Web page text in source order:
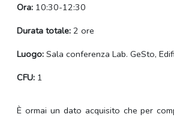
Ora: 10:30-12:30
Durata totale: 2 ore
Luogo: Sala conferenza Lab. GeSto,
CFU: 1
È ormai un dato acquisito che per